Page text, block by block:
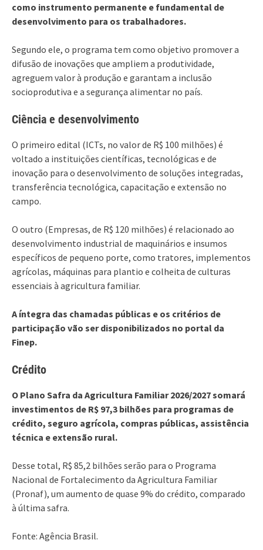
como instrumento permanente e fundamental de
desenvolvimento para os trabalhadores.
Segundo ele, o programa tem como objetivo promover a
difusão de inovações que ampliem a produtividade,
agreguem valor à produção e garantam a inclusão
socioprodutiva e a segurança alimentar no país.
Ciência e desenvolvimento
O primeiro edital (ICTs, no valor de R$ 100 milhões) é
voltado a instituições científicas, tecnológicas e de
inovação para o desenvolvimento de soluções integradas,
transferência tecnológica, capacitação e extensão no
campo.
O outro (Empresas, de R$ 120 milhões) é relacionado ao
desenvolvimento industrial de maquinários e insumos
específicos de pequeno porte, como tratores, implementos
agrícolas, máquinas para plantio e colheita de culturas
essenciais à agricultura familiar.
A íntegra das chamadas públicas e os critérios de
participação vão ser disponibilizados no portal da
Finep.
Crédito
O Plano Safra da Agricultura Familiar 2026/2027 somará
investimentos de R$ 97,3 bilhões para programas de
crédito, seguro agrícola, compras públicas, assistência
técnica e extensão rural.
Desse total, R$ 85,2 bilhões serão para o Programa
Nacional de Fortalecimento da Agricultura Familiar
(Pronaf), um aumento de quase 9% do crédito, comparado
à última safra.
Fonte: Agência Brasil.